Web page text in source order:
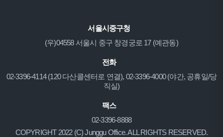
서울시중구청
(우)04558 서울시 중구 창경궁로 17 (예관동)
전화
02-3396-4114 (120 다산콜센터로 연결), 02-3396-4000 (야간, 공휴일/당
직실)
팩스
02-3396-8888
COPYRIGHT 2022 (C) Junggu Office. ALL RIGHTS RESERVED.